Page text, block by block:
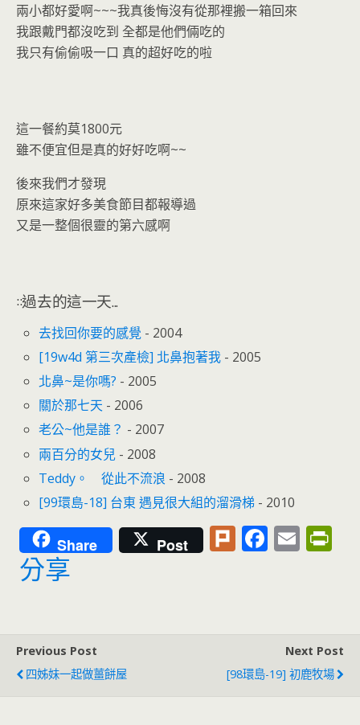
兩小都好愛啊~~~我真後悔沒有從那裡搬一箱回來
我跟戴門都沒吃到 全都是他們倆吃的
我只有偷偷吸一口 真的超好吃的啦
這一餐約莫1800元
雖不便宜但是真的好好吃啊~~
後來我們才發現
原來這家好多美食節目都報導過
又是一整個很靈的第六感啊
::過去的這一天...
去找回你要的感覺 - 2004
[19w4d 第三次產檢] 北鼻抱著我 - 2005
北鼻~是你嗎? - 2005
關於那七天 - 2006
老公~他是誰？ - 2007
兩百分的女兒 - 2008
Teddy。 從此不流浪 - 2008
[99環島-18] 台東 遇見很大組的溜滑梯 - 2010
Share Post Pl F
o
E
e
n
分享
Previous Post
四姊妹一起做薑餅屋
Next Post
[98環島-19] 初鹿牧場